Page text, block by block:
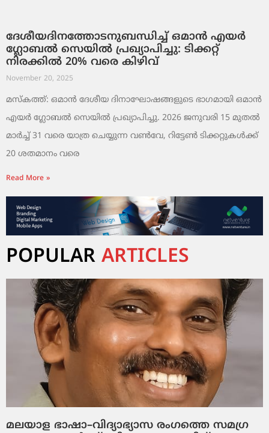
ദേശീയദിനത്തോടനുബന്ധിച്ച് ഒമാൻ എയർ
ഗ്ലോബൽ സെയിൽ പ്രഖ്യാപിച്ചു: ടിക്കറ്റ്
നിരക്കിൽ 20% വരെ കിഴിവ്
November 20, 2025
മസ്‌കത്ത്: ഒമാൻ ദേശീയ ദിനാഘോഷങ്ങളുടെ ഭാഗമായി ഒമാൻ
എയർ ഗ്ലോബൽ സെയിൽ പ്രഖ്യാപിച്ചു. 2026 ജനുവരി 15 മുതൽ
മാർച്ച് 31 വരെ യാത്ര ചെയ്യുന്ന വൺവേ, റിട്ടേൺ ടിക്കറ്റുകൾക്ക്
20 ശതമാനം വരെ
Read More »
POPULAR ARTICLES
മലയാള ഭാഷാ–വിദ്യാഭ്യാസ രംഗത്തെ സമഗ്ര